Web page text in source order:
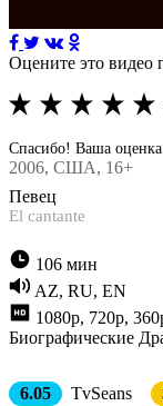
Оцените это видео
Спасибо! Ваша оценка
2006, США, 16+
Певец
El cantante
106 мин
AZ, RU, EN
1080p, 720p,
Биографические
6.05 TvSeans